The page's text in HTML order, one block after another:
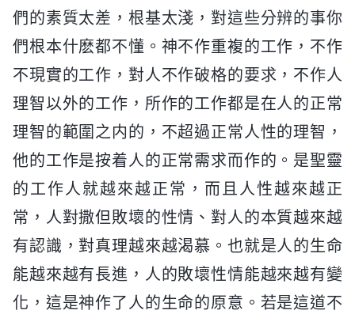
們的素質太差，根基太淺，對這些分辨的事你
們根本什麽都不懂。神不作重複的工作，不作
不現實的工作，對人不作破格的要求，不作人
理智以外的工作，所作的工作都是在人的正常
理智的範圍之内的，不超過正常人性的理智，
他的工作是按着人的正常需求而作的。是聖靈
的工作人就越來越正常，而且人性越來越正
常，人對撒但敗壞的性情、對人的本質越來越
有認識，對真理越來越渴慕。也就是人的生命
能越來越有長進，人的敗壞性情能越來越有變
化，這是神作了人的生命的原意。若是這道不